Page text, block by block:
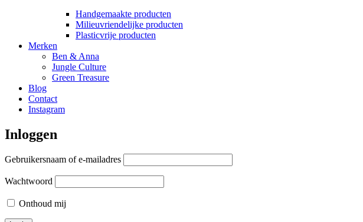
Handgemaakte producten
Milieuvriendelijke producten
Plasticvrije producten
Merken
Ben & Anna
Jungle Culture
Green Treasure
Blog
Contact
Instagram
Inloggen
Gebruikersnaam of e-mailadres
Wachtwoord
Onthoud mij